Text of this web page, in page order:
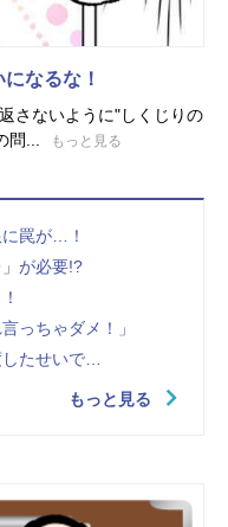
なるな！
さないように"しくじりの
問...
もっと見る
罠が…！
が必要!?
っちゃダメ！」
たせいで…
もっと見る